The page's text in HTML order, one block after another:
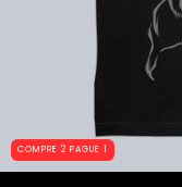
COMPRE 2 PAGUE 1